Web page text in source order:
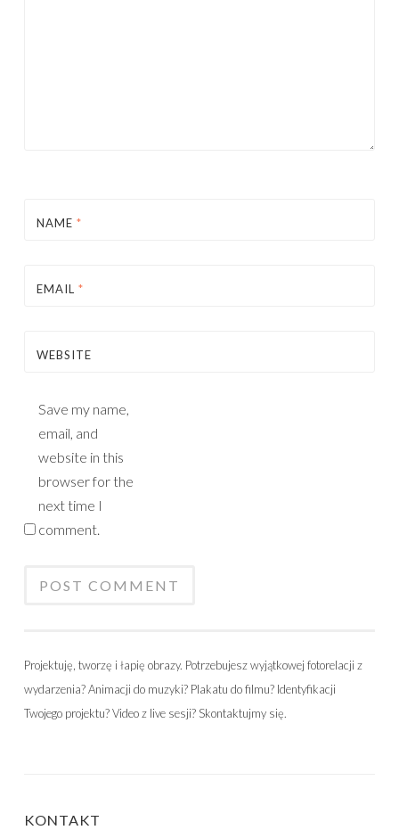
NAME *
EMAIL *
WEBSITE
Save my name,
email, and
website in this
browser for the
next time I
comment.
Projektuję, tworzę i łapię obrazy. Potrzebujesz wyjątkowej fotorelacji z
wydarzenia? Animacji do muzyki? Plakatu do filmu? Identyfikacji
Twojego projektu? Video z live sesji? Skontaktujmy się.
KONTAKT